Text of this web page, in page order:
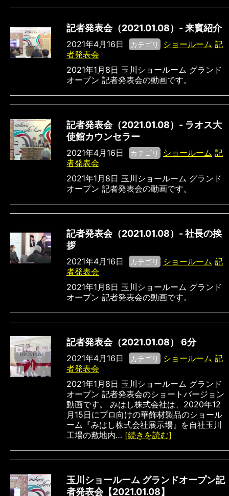
記者発表会（2021.01.08）- 来賓紹介
2021年4月16日 カテゴリ ショールーム 記
者発表会
2021年1月8日 玉川ショールーム グランド
オープン 記者発表会の動画です。
記者発表会（2021.01.08）- ラオス大
使館カウンセラー
2021年4月16日 カテゴリ ショールーム 記
者発表会
2021年1月8日 玉川ショールーム グランド
オープン 記者発表会の動画です。
記者発表会（2021.01.08）- 社長の挨
拶
2021年4月16日 カテゴリ ショールーム 記
者発表会
2021年1月8日 玉川ショールーム グランド
オープン 記者発表会の動画です。
記者発表会（2021.01.08） 6分
2021年4月16日 カテゴリ ショールーム 記
者発表会
2021年1月8日 玉川ショールーム グランド
オープン 記者発表会のショートバージョン
動画です。 みはし株式会社は、2020年12
月15日にプロ向けの華飾材製品のショール
ーム『みはし株式会社展示場』を自社玉川
工場の敷地内… [続きを読む]
玉川ショールーム グランドオープン記
者発表会【2021.01.08】